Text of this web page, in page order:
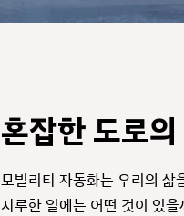
혼잡한 도로
모빌리티 자동화는 우리의 삶
지루한 일에는 어떤 것이 있